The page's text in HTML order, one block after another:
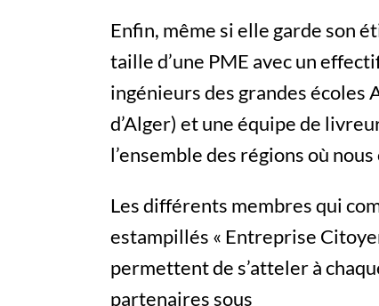
Enfin, même si elle garde son
taille d’une PME avec un
ingénieurs des grandes écoles
d’Alger) et une équipe de
l’ensemble des régions où
Les différents membres qui
estampillés « Entreprise
permettent de s’atteler à
partenaires sous